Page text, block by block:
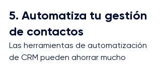
5. Automatiza tu gestión
de contactos
Las herramientas de automatización
de CRM pueden ahorrar mucho